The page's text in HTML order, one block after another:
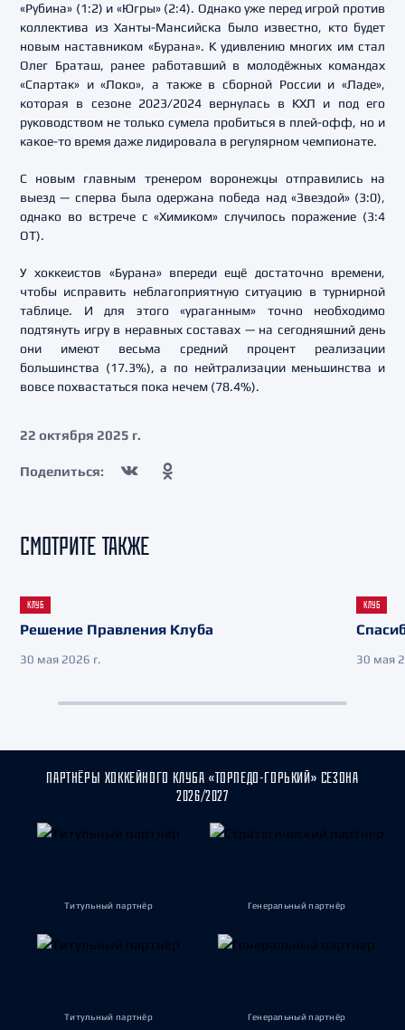
«Рубина» (1:2) и «Югры» (2:4). Однако уже перед игрой против
коллектива из Ханты-Мансийска было известно, кто будет
новым наставником «Бурана». К удивлению многих им стал
Олег Браташ, ранее работавший в молодёжных командах
«Спартак» и «Локо», а также в сборной России и «Ладе»,
которая в сезоне 2023/2024 вернулась в КХЛ и под его
руководством не только сумела пробиться в плей-офф, но и
какое-то время даже лидировала в регулярном чемпионате.
С новым главным тренером воронежцы отправились на
выезд — сперва была одержана победа над «Звездой» (3:0),
однако во встрече с «Химиком» случилось поражение (3:4
ОТ).
У хоккеистов «Бурана» впереди ещё достаточно времени,
чтобы исправить неблагоприятную ситуацию в турнирной
таблице. И для этого «ураганным» точно необходимо
подтянуть игру в неравных составах — на сегодняшний день
они имеют весьма средний процент реализации
большинства (17.3%), а по нейтрализации меньшинства и
вовсе похвастаться пока нечем (78.4%).
22 октября 2025 г.
Поделиться:
СМОТРИТЕ ТАКЖЕ
КЛУБ
Решение Правления Клуба
30 мая 2026 г.
КЛУБ
30 мая
ПАРТНЁРЫ ХОККЕЙНОГО КЛУБА «ТОРПЕДО-ГОРЬКИЙ» СЕЗОНА
2026/2027
Титульный партнёр Генеральный партнёр
Титульный партнёр Генеральный партнёр